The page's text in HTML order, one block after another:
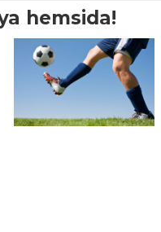
hemsida!